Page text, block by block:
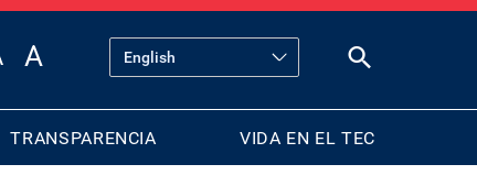
TRANSPARENCIA VIDA EN EL TEC